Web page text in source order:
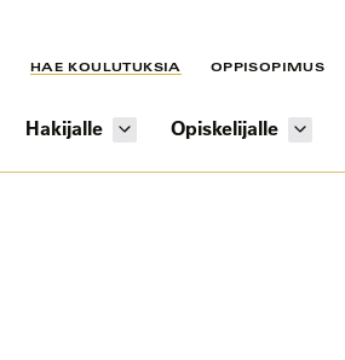
HAE KOULUTUKSIA OPPISOPIMUS
Hakijalle Opiskelijalle